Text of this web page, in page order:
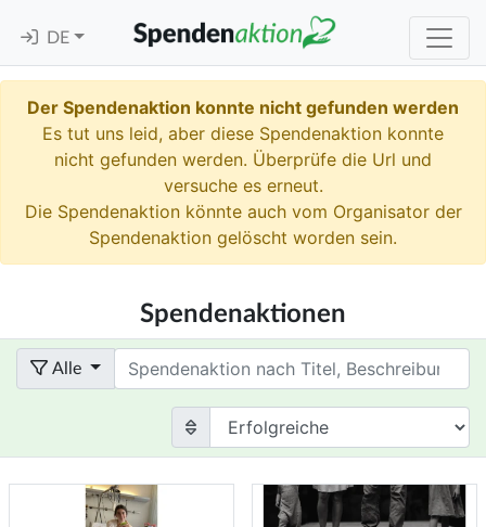
DE
Der Spendenaktion konnte nicht gefunden werden
Es tut uns leid, aber diese Spendenaktion konnte
nicht gefunden werden. Überprüfe die Url und
versuche es erneut.
Die Spendenaktion könnte auch vom Organisator der
Spendenaktion gelöscht worden sein.
Spendenaktionen
Alle Term